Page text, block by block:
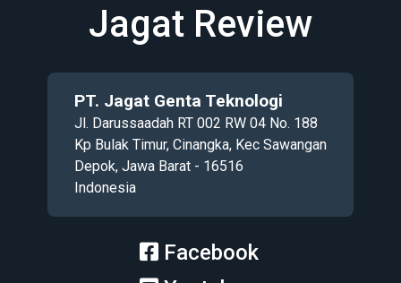
Jagat Review
PT. Jagat Genta Teknologi
Jl. Darussaadah RT 002 RW 04 No. 188
Kp Bulak Timur, Cinangka, Kec Sawangan
Depok, Jawa Barat - 16516
Indonesia
Facebook